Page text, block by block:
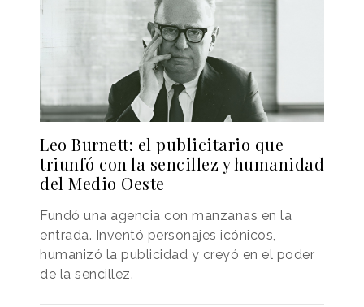
Leo Burnett: el publicitario que
triunfó con la sencillez y humanidad
del Medio Oeste
Fundó una agencia con manzanas en la
entrada. Inventó personajes icónicos,
humanizó la publicidad y creyó en el poder
de la sencillez.